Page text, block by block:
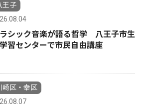
王子
シック音楽が語る哲学 八王子市生
習センターで市民自由講座
崎区・幸区